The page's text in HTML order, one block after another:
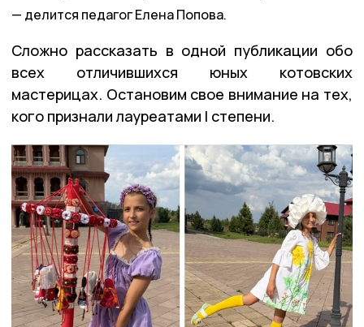
делится педагог Елена Попова.
Сложно рассказать в одной публикации обо
всех отличившихся юных котовских
мастерицах. Остановим свое внимание на тех,
кого признали лауреатами I степени.